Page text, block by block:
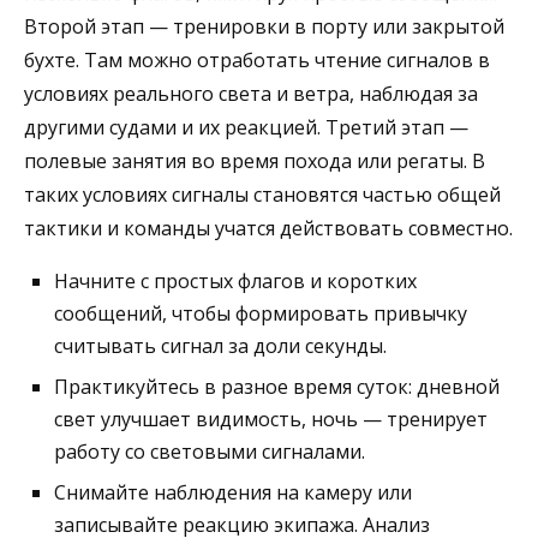
Второй этап — тренировки в порту или закрытой
бухте. Там можно отработать чтение сигналов в
условиях реального света и ветра, наблюдая за
другими судами и их реакцией. Третий этап —
полевые занятия во время похода или регаты. В
таких условиях сигналы становятся частью общей
тактики и команды учатся действовать совместно.
Начните с простых флагов и коротких
сообщений, чтобы формировать привычку
считывать сигнал за доли секунды.
Практикуйтесь в разное время суток: дневной
свет улучшает видимость, ночь — тренирует
работу со световыми сигналами.
Снимайте наблюдения на камеру или
записывайте реакцию экипажа. Анализ